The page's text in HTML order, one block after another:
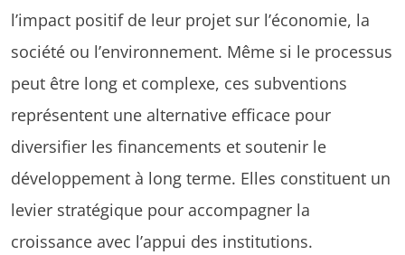
l’impact positif de leur projet sur l’économie, la
société ou l’environnement. Même si le processus
peut être long et complexe, ces subventions
représentent une alternative efficace pour
diversifier les financements et soutenir le
développement à long terme. Elles constituent un
levier stratégique pour accompagner la
croissance avec l’appui des institutions.